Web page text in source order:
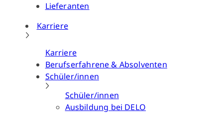
Lieferanten
Karriere
Karriere
Berufserfahrene & Absolventen
Schüler/innen
Schüler/innen
Ausbildung bei DELO